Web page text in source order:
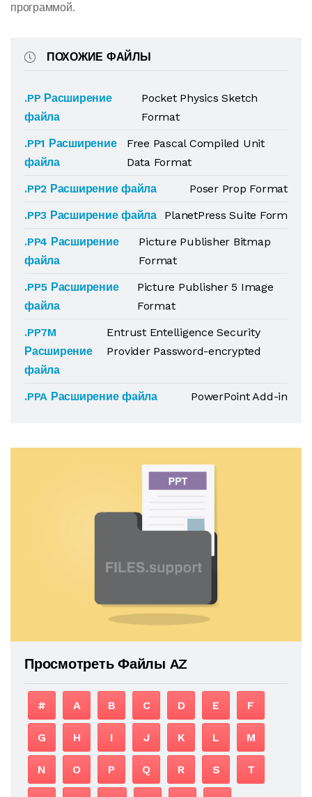
программой.
ПОХОЖИЕ ФАЙЛЫ
.PP Расширение
файла
Pocket Physics Sketch
Format
.PP1 Расширение
файла
Free Pascal Compiled Unit
Data Format
.PP2 Расширение файла
Poser Prop Format
.PP3 Расширение файла
PlanetPress Suite Form
.PP4 Расширение
файла
Picture Publisher Bitmap
Format
.PP5 Расширение
файла
Picture Publisher 5 Image
Format
.PP7M
Расширение
файла
Entrust Entelligence Security
Provider Password-encrypted
.PPA Расширение файла PowerPoint Add-in
Просмотреть Файлы AZ
# A B C D E F
G H I J K L M
N O P Q R S T